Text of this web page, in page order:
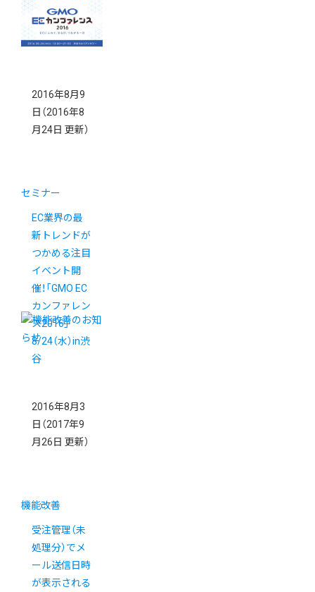
2016年8月9
日 （2016年8
月24日 更新）
セミナー
EC業界の最
新トレンドが
つかめる注目
イベント開
催！「GMO EC
カンファレン
ス2016」
8/24（水）in渋
谷
2016年8月3
日 （2017年9
月26日 更新）
機能改善
受注管理（未
処理分）でメ
ール送信日時
が表示される